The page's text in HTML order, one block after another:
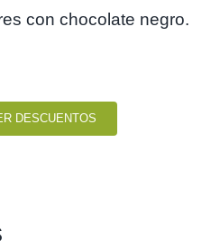
con chocolate negro.
DESCUENTOS